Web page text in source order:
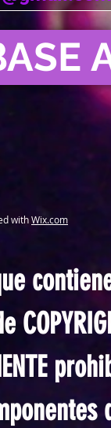
withWix.com